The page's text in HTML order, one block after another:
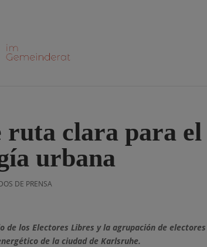
ruta clara para
urbana
DE PRENSA
de los Electores Libres y la agrupación de
de la ciudad de Karlsruhe.